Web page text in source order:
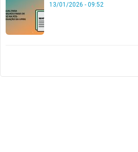
13/01/2026 - 09:52